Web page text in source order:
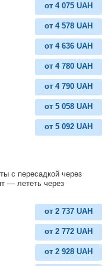
от 4 075 UAH
от 4 578 UAH
от 4 636 UAH
от 4 780 UAH
от 4 790 UAH
от 5 058 UAH
от 5 092 UAH
с пересадкой через
— лететь через
от 2 737 UAH
от 2 772 UAH
от 2 928 UAH